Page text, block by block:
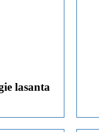
lasanta